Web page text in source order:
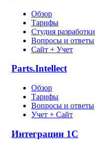
Обзор
Тарифы
Студия разработки
Вопросы и ответы
Сайт + Учет
Parts.Intellect
Обзор
Тарифы
Вопросы и ответы
Учет + Сайт
Интеграции 1С